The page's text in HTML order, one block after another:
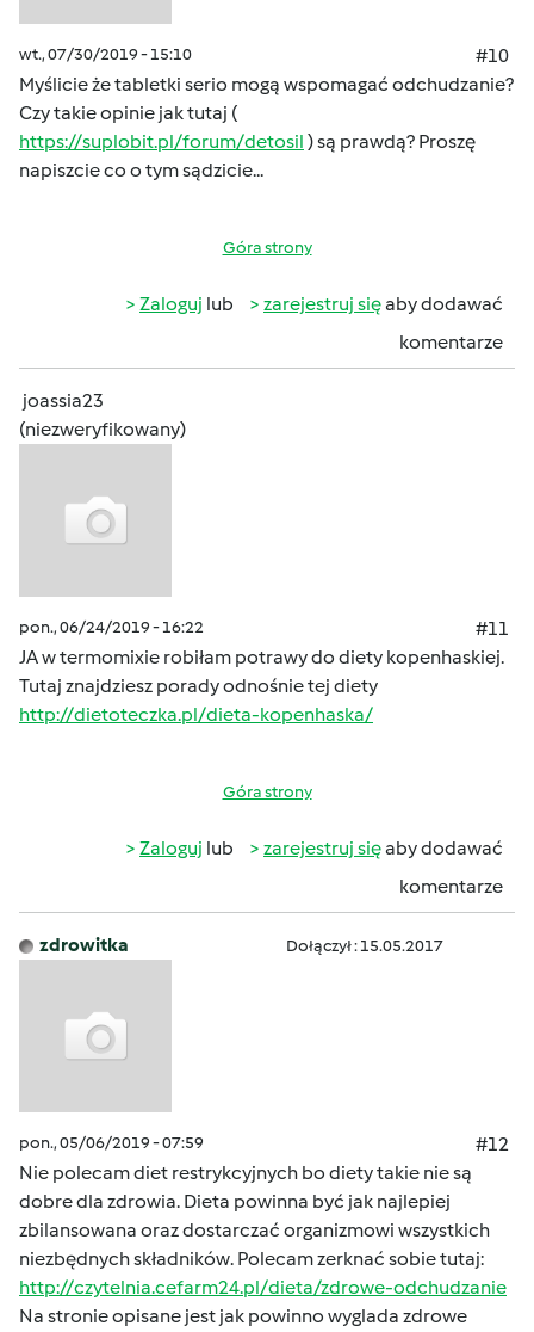
wt., 07/30/2019 - 15:10
#10
Myślicie że tabletki serio mogą wspomagać odchudzanie?
Czy takie opinie jak tutaj (
https://suplobit.pl/forum/detosil ) są prawdą? Proszę
napiszcie co o tym sądzicie...
Góra strony
Zaloguj lub zarejestruj sięaby dodawać
komentarze
joassia23
(niezweryfikowany)
pon., 06/24/2019 - 16:22
#11
JA w termomixie robiłam potrawy do diety kopenhaskiej.
Tutaj znajdziesz porady odnośnie tej diety
http://dietoteczka.pl/dieta-kopenhaska/
Góra strony
Zaloguj lub zarejestruj sięaby dodawać
komentarze
zdrowitka Dołączył : 15.05.2017
pon., 05/06/2019 - 07:59
#12
Nie polecam diet restrykcyjnych bo diety takie nie są
dobre dla zdrowia. Dieta powinna być jak najlepiej
zbilansowana oraz dostarczać organizmowi wszystkich
niezbędnych składników. Polecam zerknać sobie tutaj:
http://czytelnia.cefarm24.pl/dieta/zdrowe-odchudzanie
Na stronie opisane jest jak powinno wyglada zdrowe